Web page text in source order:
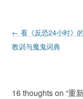
Post navigation
← 看《反恐24小时》
教训与魔鬼词典
16 thoughts on “重